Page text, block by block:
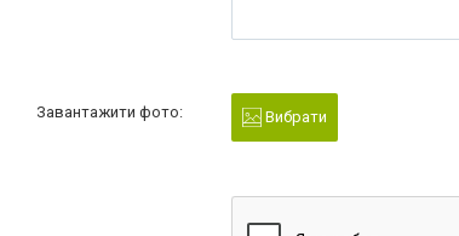
Завантажити фото: Вибрати